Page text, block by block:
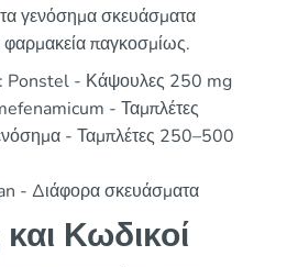
γενόσημα σκευάσματα
φαρμακεία παγκοσμίως.
Ponstel - Κάψουλες 250 mg
- Ταμπλέτες
- Ταμπλέτες 250–500
- Διάφορα σκευάσματα
Κωδικοί